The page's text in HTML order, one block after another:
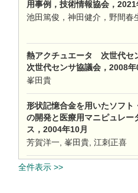
用事例，技術情報協会，2021
池田篤俊，神田健介，野間
熱アクチュエータ 次世代セ
次世代センサ協議会，2008年
峯田貴
形状記憶合金を用いたソフト
の開発と医療用マニピュレー
ス，2004年10月
芳賀洋一, 峯田貴, 江刺正喜
全件表示 >>